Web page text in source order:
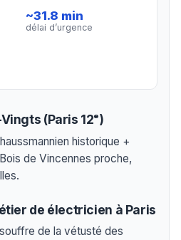
~31.8 min
délai d’urgence
(Paris 12ᵉ)
historique +
de Vincennes proche,
de électricien à Paris
de la vétusté des